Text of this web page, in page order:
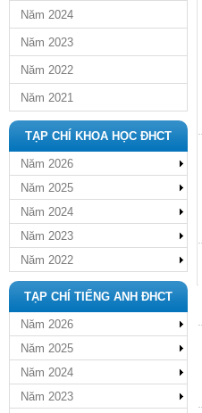
Năm 2024
Năm 2023
Năm 2022
Năm 2021
TẠP CHÍ KHOA HỌC ĐHCT
Năm 2026
Năm 2025
Năm 2024
Năm 2023
Năm 2022
TẠP CHÍ TIẾNG ANH ĐHCT
Năm 2026
Năm 2025
Năm 2024
Năm 2023